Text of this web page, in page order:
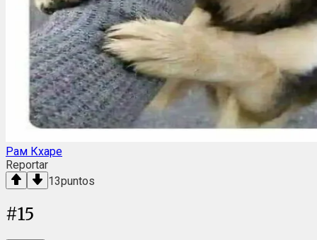
Рам Кхаре
Reportar
13puntos
#15